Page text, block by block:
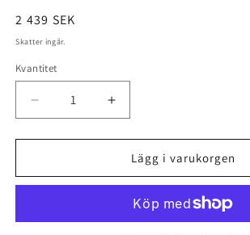
Ordinarie
pris
2 439 SEK
Skatter ingår.
Kvantitet
Minska
kvantitet
för
Pool
3,2
Öka
kvantitet
för
Planet
Pool
Säkerhetsstaket
Nora
3,2
Lägg i varukorgen